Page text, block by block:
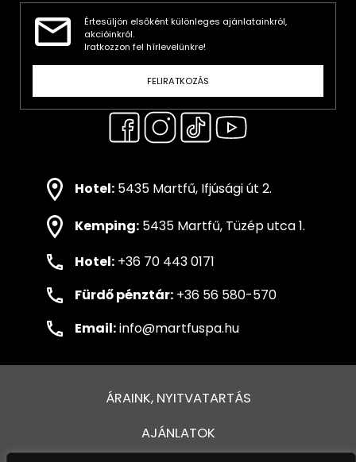
Értesüljön elsőként különleges ajánlatainkról,
akcióinkról.
Iratkozzon fel hírlevelünkre!
FELIRATKOZÁS
Hotel: 5435 Martfű, Ifjúsági út 2.
Kemping: 5435 Martfű, Tüzép utca 1.
Hotel: +36 70 443 0171
Fürdő pénztár: +36 56 580-570
Email:info@martfuspa.hu
ÁRAINK, NYITVATARTÁS
AJÁNLATOK